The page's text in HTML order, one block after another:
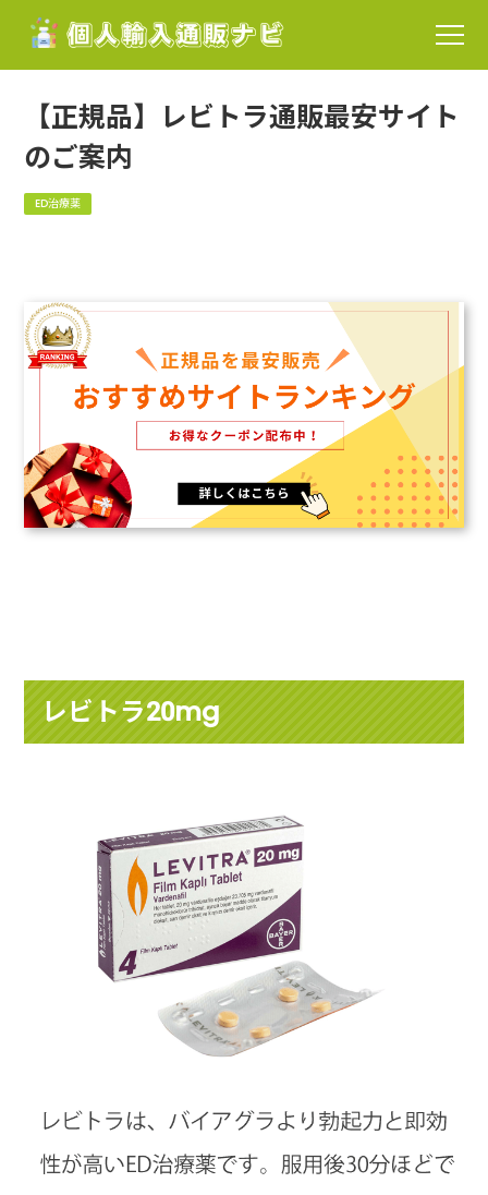
【正規品】レビトラ通販最安サイト
のご案内
ED治療薬
レビトラ20mg